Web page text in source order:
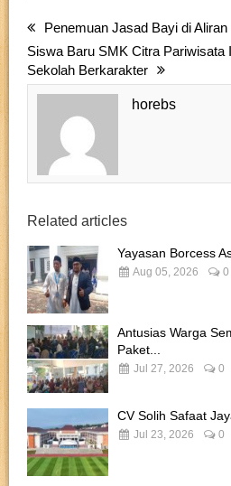
Penemuan Jasad Bayi di
Siswa Baru SMK Citra Pariwisata
Sekolah Berkarakter
horebs
Related articles
Yayasan Borcess
Aug 05, 2026 0
Antusias Warga
Paket...
Jul 27, 2026 0
CV Solih Safaat
Jul 23, 2026 0